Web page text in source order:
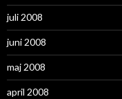
juli 2008
juni 2008
maj 2008
april 2008